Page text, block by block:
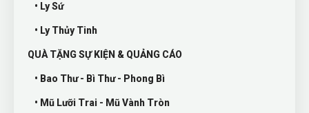
• Ly Sứ
• Ly Thủy Tinh
QUÀ TẶNG SỰ KIỆN & QUẢNG CÁO
• Bao Thư - Bì Thư - Phong Bì
• Mũ Lưỡi Trai - Mũ Vành Tròn